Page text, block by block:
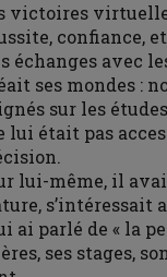
victoires
confiance,
échanges avec
ses mondes :
sur les
lui était pas
lui-même, il
s’intéressait
ai parlé de « la
ses stages, son